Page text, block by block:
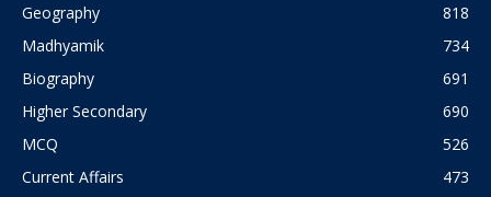
Geography
818
Madhyamik
734
Biography
691
Higher Secondary
690
MCQ
526
Current Affairs
473